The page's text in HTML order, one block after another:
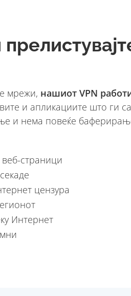
мрежи, нашиот VPN
и апликациите што ги
и нема повеќе
страници
цензура
Интернет